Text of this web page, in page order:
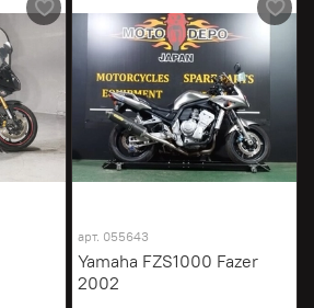
арт. 055643
Yamaha FZS1000 Fazer
2002